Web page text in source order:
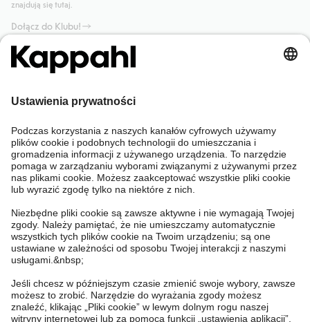
znajdują się tutaj.
Dołącz do Klubu!
Potrzebujesz pomocy?
Sklep internetowy
Częste pytania
Twoje zamówienie
Skontaktuj się z nami
Znajdź sklep
Kappahl Club
Mój profil
Kappahl Club
Warunki członkostwa
O nas
O Kappahl Group
Zrównoważony rozwój
Warunki i zasady
Ogólne warunki zakupu
Więcej od nas